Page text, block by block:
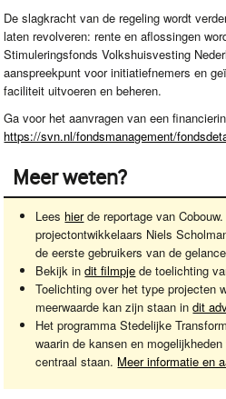
De slagkracht van de regeling wordt
laten revolveren: rente en aflossingen
Stimuleringsfonds Volkshuisvesting
aanspreekpunt voor initiatiefnemers en
faciliteit uitvoeren en beheren.
Ga voor het aanvragen van een
https://svn.nl/fondsmanagement/
Meer weten?
Lees hierde reportage van
projectontwikkelaars Niels
de eerste gebruikers van de
Bekijk indit filmpje de toelichting
Toelichting over het type projecten
meerwaarde kan zijn staan indit
Het programma Stedelijke
waarin de kansen en
centraal staan. Meer informatie en